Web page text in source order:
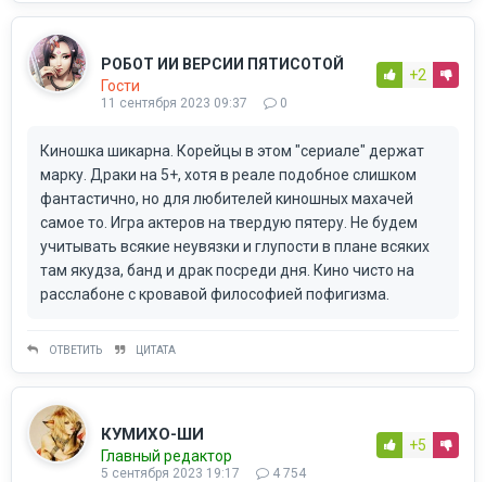
РОБОТ ИИ ВЕРСИИ ПЯТИСОТОЙ
Гости
11 сентября 2023 09:37 0
+2
Киношка шикарна. Корейцы в этом "сериале" держат
марку. Драки на 5+, хотя в реале подобное слишком
фантастично, но для любителей киношных махачей
самое то. Игра актеров на твердую пятеру. Не будем
учитывать всякие неувязки и глупости в плане всяких
там якудза, банд и драк посреди дня. Кино чисто на
расслабоне с кровавой философией пофигизма.
ОТВЕТИТЬ ЦИТАТА
КУМИХО-ШИ
Главный редактор
5 сентября 2023 19:17 4 754
+5